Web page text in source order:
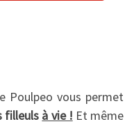
Poulpeo vous permet
filleuls à vie ! Et même